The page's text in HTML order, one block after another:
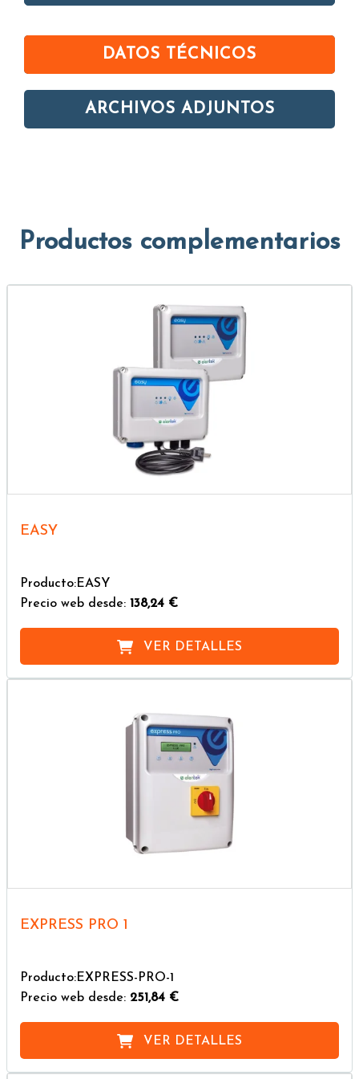
DATOS TÉCNICOS
ARCHIVOS ADJUNTOS
Productos complementarios
EASY
Producto:EASY
Precio web desde: 138,24 €
VER DETALLES
EXPRESS PRO 1
Producto:EXPRESS-PRO-1
Precio web desde: 251,84 €
VER DETALLES